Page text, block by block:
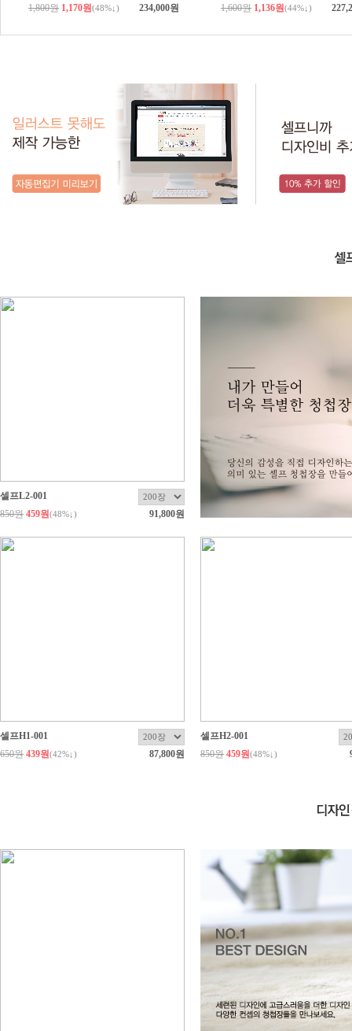
1,800원 1,170원(48%↓) 234,000원
1,600원 1,136원(44%↓)
셀프L2-001
850원 459원(48%↓) 91,800원
셀프H1-001
650원 439원(42%↓) 87,800원
셀프H2-001
850원 459원(48%↓)